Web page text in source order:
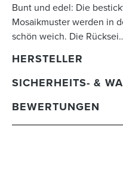
Bunt und edel: Die
Mosaikmuster werden in
schön weich. Die
HERSTELLER
SICHERHEITS- &
BEWERTUNGEN